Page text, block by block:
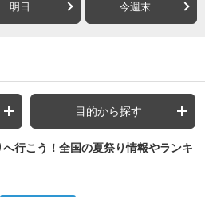
明日 今週末
目的から探す
へ行こう！全国の夏祭り情報やランキ